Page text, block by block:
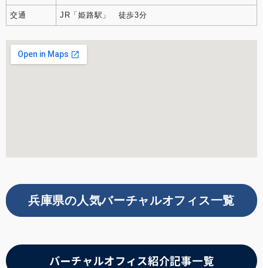
交通 JR「姫路駅」 徒歩3分
兵庫県の人気バーチャルオフィス一覧
バーチャルオフィス紹介記事一覧